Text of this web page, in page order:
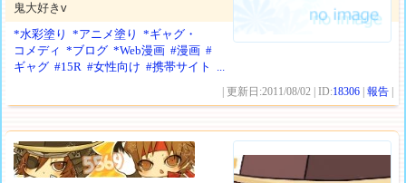
鬼大好きv
*水彩塗り
*アニメ塗り
*ギャグ・
コメディ *ブログ *Web漫画 #漫画 #
ギャグ #15R #女性向け #携帯サイト ...
| 更新日:2011/08/02 | ID:18306 |報告